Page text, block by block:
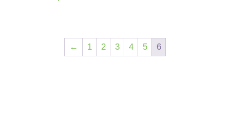
← 1 2 3 4 5 6